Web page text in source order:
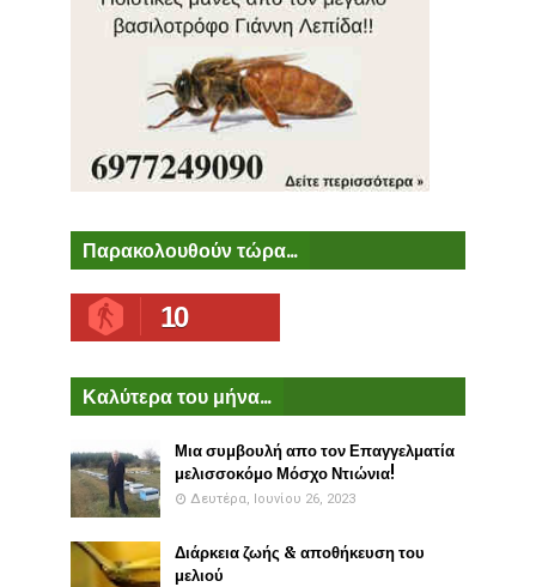
Παρακολουθούν τώρα...
10
Καλύτερα του μήνα...
Μια συμβουλή απο τον Επαγγελματία
μελισσοκόμο Μόσχο Ντιώνια!
Δευτέρα, Ιουνίου 26, 2023
Διάρκεια ζωής & αποθήκευση του
μελιού